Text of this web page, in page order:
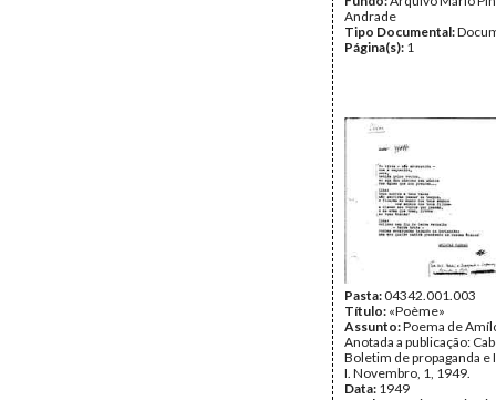
Andrade
Tipo Documental:
Página(s): 1
Pasta:04342.001.003
Título: «Poème»
Assunto:Poema de
Anotada a publicação:
Boletim de propaganda e
I. Novembro, 1, 1949.
Data: 1949